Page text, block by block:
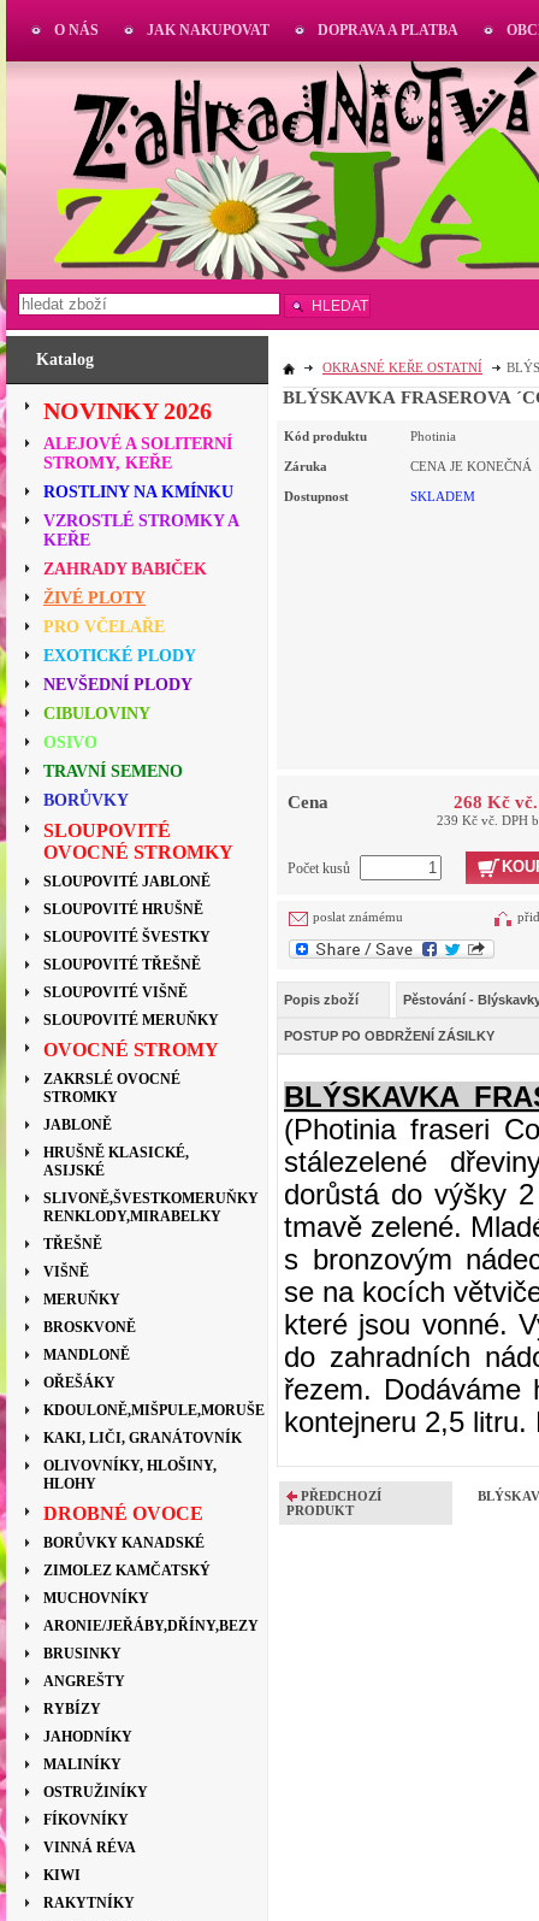
Katalog
NOVINKY 2026
ALEJOVÉ A SOLITERNÍ
STROMY, KEŘE
ROSTLINY NA KMÍNKU
VZROSTLÉ STROMKY A
KEŘE
ZAHRADY BABIČEK
ŽIVÉ PLOTY
PRO VČELAŘE
EXOTICKÉ PLODY
NEVŠEDNÍ PLODY
CIBULOVINY
OSIVO
TRAVNÍ SEMENO
BORŮVKY
SLOUPOVITÉ
OVOCNÉ STROMKY
SLOUPOVITÉ JABLONĚ
SLOUPOVITÉ HRUŠNĚ
SLOUPOVITÉ ŠVESTKY
SLOUPOVITÉ TŘEŠNĚ
SLOUPOVITÉ VIŠNĚ
SLOUPOVITÉ MERUŇKY
OVOCNÉ STROMY
ZAKRSLÉ OVOCNÉ
STROMKY
JABLONĚ
HRUŠNĚ KLASICKÉ,
ASIJSKÉ
SLIVONĚ,ŠVESTKOMERUŇKY
RENKLODY,MIRABELKY
TŘEŠNĚ
VIŠNĚ
MERUŇKY
BROSKVONĚ
MANDLONĚ
OŘEŠÁKY
KDOULONĚ,MIŠPULE,MORUŠE
KAKI, LIČI, GRANÁTOVNÍK
OLIVOVNÍKY, HLOŠINY,
HLOHY
DROBNÉ OVOCE
BORŮVKY KANADSKÉ
ZIMOLEZ KAMČATSKÝ
MUCHOVNÍKY
ARONIE/JEŘÁBY,DŘÍNY,BEZY
BRUSINKY
ANGREŠTY
RYBÍZY
JAHODNÍKY
MALINÍKY
OSTRUŽINÍKY
FÍKOVNÍKY
VINNÁ RÉVA
KIWI
RAKYTNÍKY
OKRASNÉ KEŘE OSTATNÍ
BLÝSKAVKA FRASEROVA
Kód produktu Photinia
Záruka CENA JE KONEČNÁ
Dostupnost SKLADEM
Cena 268 Kč
239 Kč vč. DPH
Počet kusů
poslat známému
Popis zboží Pěstování -
POSTUP PO OBDRŽENÍ ZÁSILKY
BLÝSKAVKA
(Photinia fraseri
stálezelené
dorůstá do výšky
tmavě zelené.
s bronzovým
se na kocích
které jsou vonné.
do zahradních
řezem. Dodáváme
kontejneru 2,5 litru.
PŘEDCHOZÍ
PRODUKT
O NÁS JAK NAKUPOVAT DOPRAVA A PLATBA
HLEDAT